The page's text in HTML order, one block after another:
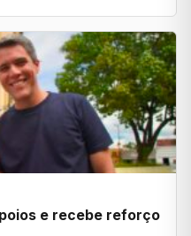
e recebe reforço